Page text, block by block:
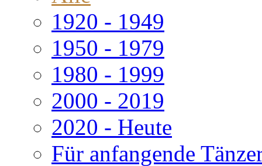
1920 - 1949
1950 - 1979
1980 - 1999
2000 - 2019
2020 - Heute
Für anfangende